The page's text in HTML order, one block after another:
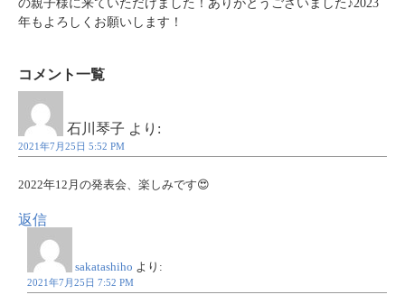
年もよろしくお願いします！
コメント一覧
石川琴子 より:
2021年7月25日 5:52 PM
2022年12月の発表会、楽しみです😍
返信
sakatashiho より:
2021年7月25日 7:52 PM